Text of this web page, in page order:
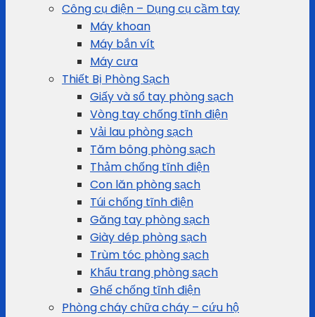
Công cụ điện – Dụng cụ cầm tay
Máy khoan
Máy bắn vít
Máy cưa
Thiết Bị Phòng Sạch
Giấy và sổ tay phòng sạch
Vòng tay chống tĩnh điện
Vải lau phòng sạch
Tăm bông phòng sạch
Thảm chống tĩnh điện
Con lăn phòng sạch
Túi chống tĩnh điện
Găng tay phòng sạch
Giày dép phòng sạch
Trùm tóc phòng sạch
Khẩu trang phòng sạch
Ghế chống tĩnh điện
Phòng cháy chữa cháy – cứu hộ